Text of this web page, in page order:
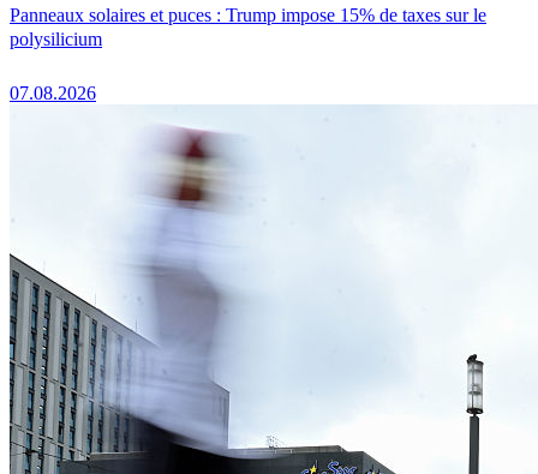
Panneaux solaires et puces : Trump impose 15% de taxes sur le
polysilicium
07.08.2026